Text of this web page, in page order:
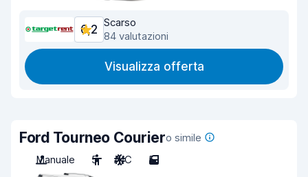
6,2
Scarso
84 valutazioni
Visualizza offerta
Ford Tourneo Couriero simile
Manuale
5 A/C 5